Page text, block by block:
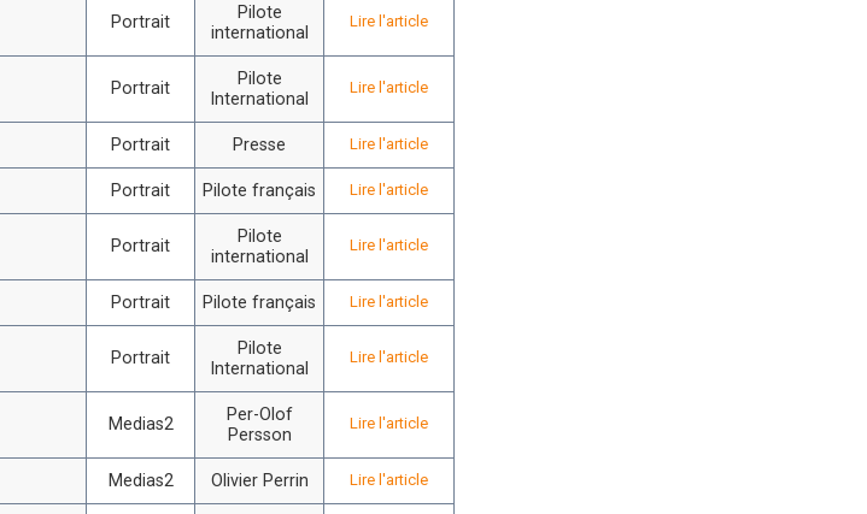
Portrait
Pilote
international
Lire l'article
Portrait
Pilote
International
Lire l'article
Portrait Presse Lire l'article
Portrait Pilote français Lire l'article
Portrait
Pilote
international
Lire l'article
Portrait Pilote français Lire l'article
Portrait
Pilote
International
Lire l'article
Medias2
Per-Olof
Persson
Lire l'article
Medias2 Olivier Perrin Lire l'article